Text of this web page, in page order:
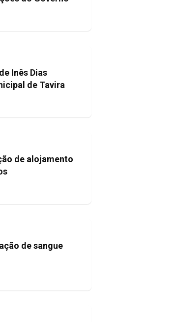
Inês Dias
de Tavira
de alojamento
de sangue